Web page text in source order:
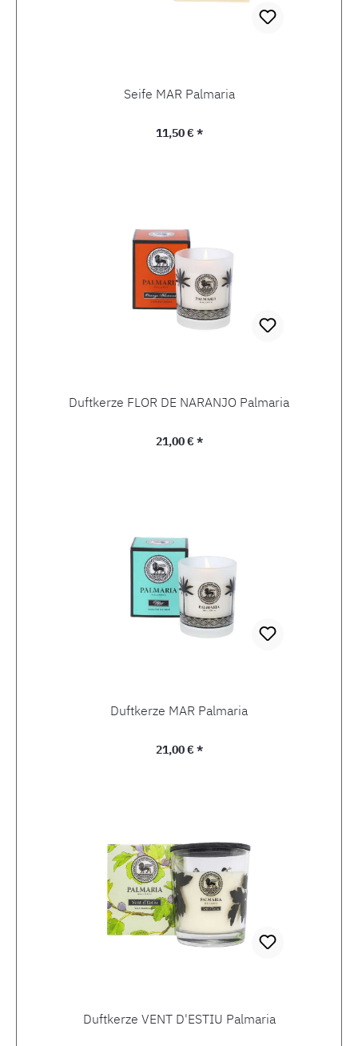
Seife MAR Palmaria
Regulärer Preis:
11,50 € *
Duftkerze FLOR DE NARANJO Palmaria
Regulärer Preis:
21,00 € *
Duftkerze MAR Palmaria
Regulärer Preis:
21,00 € *
Duftkerze VENT D'ESTIU Palmaria